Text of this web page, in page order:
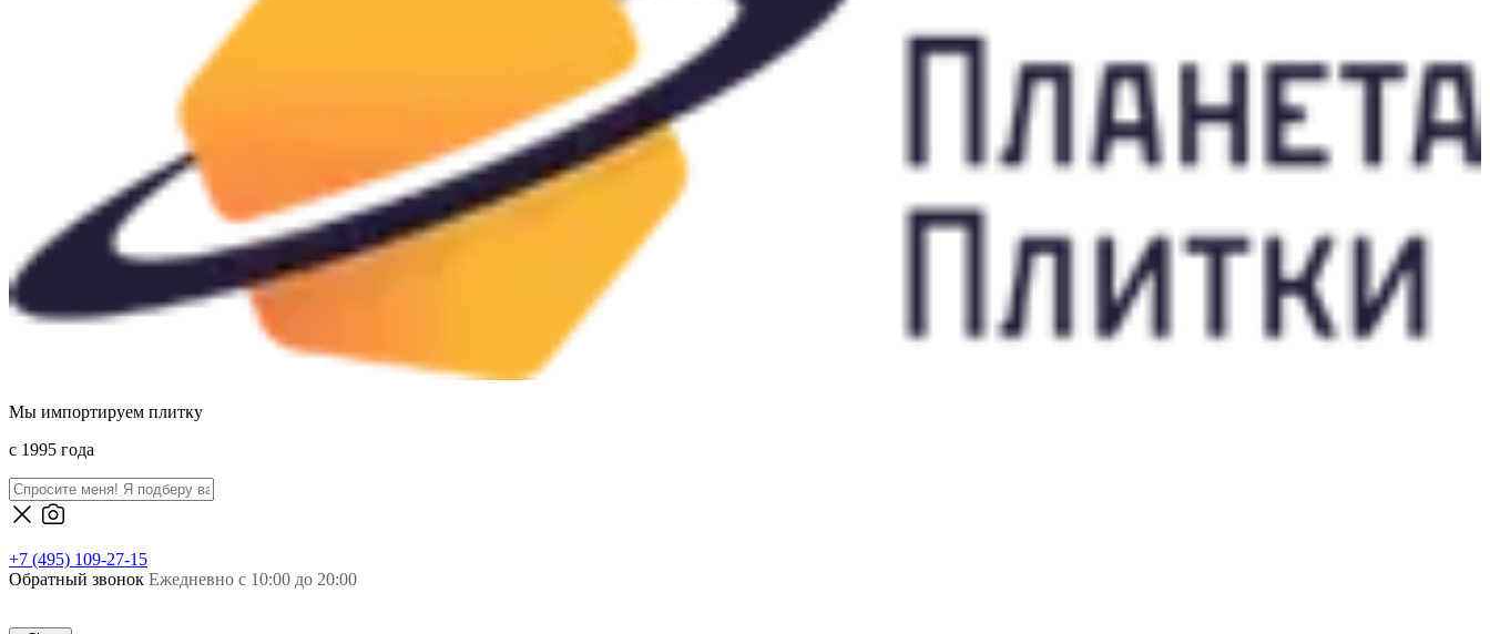
Мы импортируем плитку
c 1995 года
+7 (495) 109-27-15
Обратный звонок Ежедневно с 10:00 до 20:00